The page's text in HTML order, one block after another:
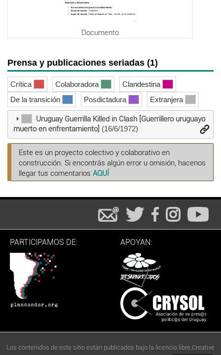
Documento
Prensa y publicaciones seriadas (1)
Crítica Colaboradora
Clandestina
De la transición
Posdictadura Extranjera
Uruguay Guerrilla Killed in Clash [Guerrillero uruguayo
muerto en enfrentamiento] (16/6/1972)
Este es un proyecto colectivo y colaborativo en
construcción. Si encontrás algún error u omisión, hacenos
llegar tus comentarios AQUÍ
PARTICIPAMOS DE: APOYAN:
Los contenidos de este sitio están publicados bajo la licencia libre Creative